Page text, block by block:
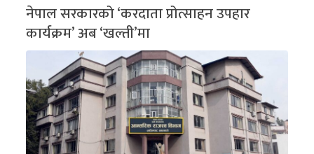
नेपाल सरकारको ‘करदाता प्रोत्साहन उपहार
कार्यक्रम’ अब ‘खल्ती’मा